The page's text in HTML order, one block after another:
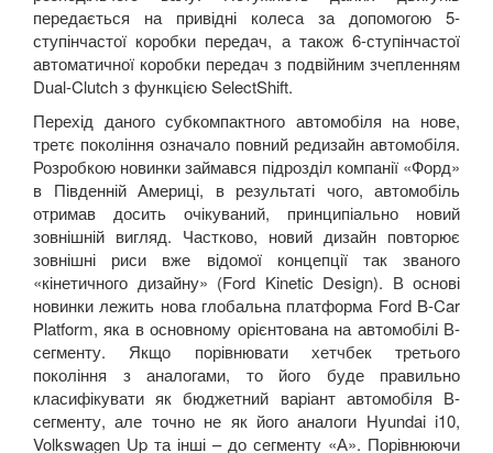
передається на привідні колеса за допомогою 5-
ступінчастої коробки передач, а також 6-ступінчастої
автоматичної коробки передач з подвійним зчепленням
Dual-Clutchз функцієюSelectShift.
Перехід даного субкомпактного автомобіля на нове,
третє покоління означало повний редизайн автомобіля.
Розробкою новинки займався підрозділ компанії «Форд»
в Південній Америці, в результаті чого, автомобіль
отримав досить очікуваний, принципіально новий
зовнішній вигляд. Частково, новий дизайн повторює
зовнішні риси вже відомої концепції так званого
«кінетичного дизайну» (Ford Kinetic Design). В основі
новинки лежить нова глобальна платформа Ford B-Car
Platform,яка в основному орієнтована на автомобілі В-
сегменту. Якщо порівнювати хетчбек третього
покоління з аналогами, то його буде правильно
класифікувати як бюджетний варіант автомобіля В-
сегменту, але точно не як його аналоги Hyundai i10,
Volkswagen Up та інші – до сегменту «А». Порівнюючи